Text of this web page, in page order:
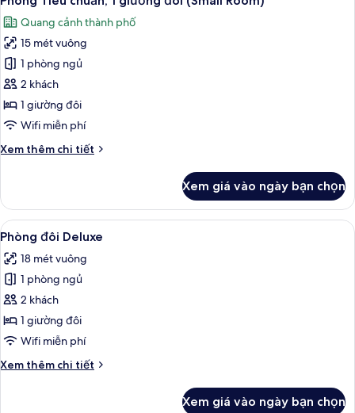
để
lọc
tìm
phòng
tất
cả
ảnh
Phòng
Tiêu
chuẩn,
1
đôi
Quang cảnh thành phố
15 mét vuông
1 phòng ngủ
2 khách
1 giường đôi
Wifi miễn phí
Xem thêm chi tiết
Chi
Phòng
Tiêu
chuẩn,
giường
đôi
(Small
Room)
Xem giá vào ngày bạn chọn
Xem
tất
cả
ảnh
Phòng
đôi
Deluxe
Phòng đôi Deluxe | Nệm có lớp
7
Phòng đôi Deluxe
18 mét vuông
1 phòng ngủ
2 khách
1 giường đôi
Wifi miễn phí
Xem thêm chi tiết
Chi
Xem giá vào ngày bạn chọn